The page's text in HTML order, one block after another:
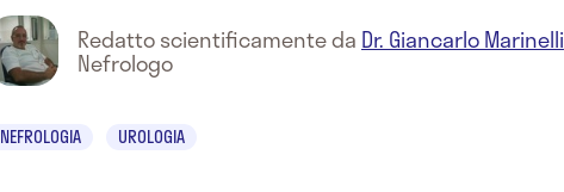
Redatto scientificamente da Dr. Giancarlo Marinelli
Nefrologo
NEFROLOGIA UROLOGIA